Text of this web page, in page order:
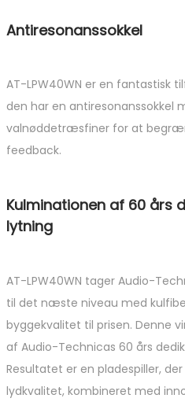
Antiresonanssokkel
AT-LPW40WN er en fantastisk
den har en antiresonanssokkel
valnøddetræsfiner for at
feedback.
Kulminationen af ​​60 års
lytning
AT-LPW40WN tager Audio-
til det næste niveau med
byggekvalitet til prisen. Denne
af ​​Audio-Technicas 60 års
Resultatet er en pladespiller,
lydkvalitet, kombineret med